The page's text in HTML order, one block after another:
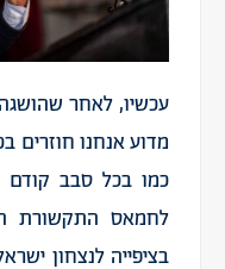
עכשיו, לאחר
מדוע אנחנו חוזרים
כמו בכל סבב קודם
לחמאס התקשורת
בציפייה לנצחון